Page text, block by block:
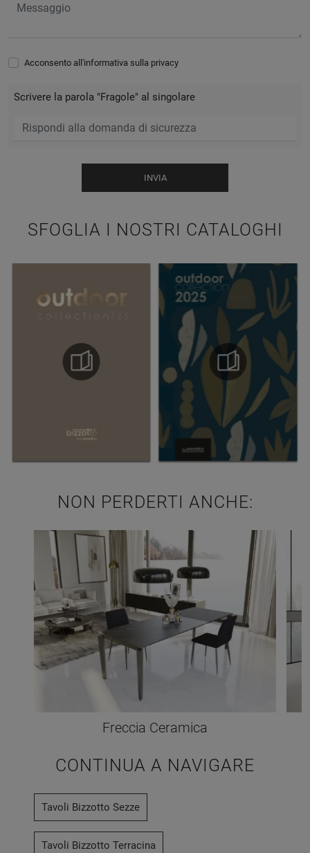
SFOGLIA I NOSTRI CATALOGHI
Acconsento all'informativa sulla privacy
Scrivere la parola "Fragole" al singolare
INVIA
NON PERDERTI ANCHE:
Freccia Ceramica
CONTINUA A NAVIGARE
Tavoli Bizzotto Sezze
Tavoli Bizzotto Terracina